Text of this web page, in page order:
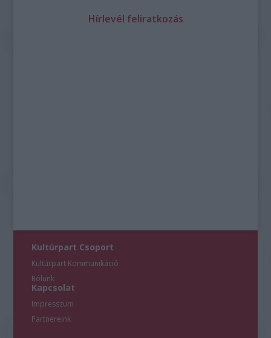
Hírlevél feliratkozás
Kultúrpart Csoport
Kultúrpart Kommunikáció
Rólunk
Kapcsolat
Impresszum
Partnereink